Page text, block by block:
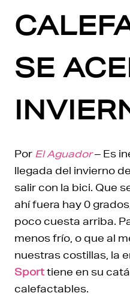
SE
Por El Aguador– Es
llegada del invierno
salir con la bici. Que
ahí fuera hay 0
poco cuesta arriba.
menos frío, o que al
nuestras costillas, la
Sporttiene en su
calefactables.